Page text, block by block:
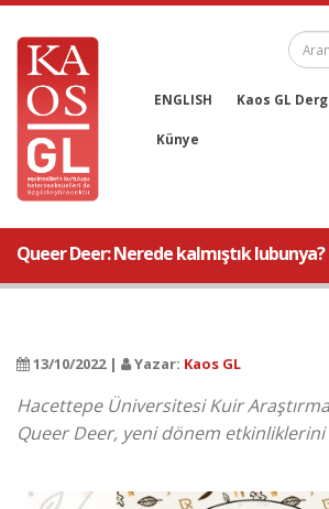
ENGLISH Kaos GL
Künye
Queer Deer: Nerede kalmıştık lubunya?
13/10/2022 | Yazar: Kaos GL
Hacettepe Üniversitesi Kuir
Queer Deer, yeni dönem